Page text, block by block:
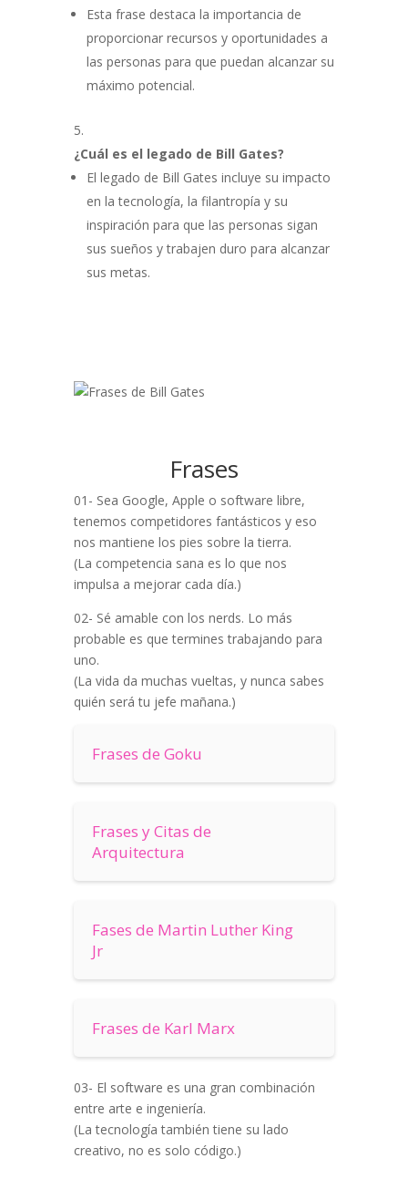
Esta frase destaca la importancia de
proporcionar recursos y oportunidades a
las personas para que puedan alcanzar su
máximo potencial.
¿Cuál es el legado de Bill Gates?
El legado de Bill Gates incluye su impacto
en la tecnología, la filantropía y su
inspiración para que las personas sigan
sus sueños y trabajen duro para alcanzar
sus metas.
Frases
01- Sea Google, Apple o software libre,
tenemos competidores fantásticos y eso
nos mantiene los pies sobre la tierra.
(La competencia sana es lo que nos
impulsa a mejorar cada día.)
02- Sé amable con los nerds. Lo más
probable es que termines trabajando para
uno.
(La vida da muchas vueltas, y nunca sabes
quién será tu jefe mañana.)
Frases de Goku
Frases y Citas de
Arquitectura
Fases de Martin Luther King
Jr
Frases de Karl Marx
03- El software es una gran combinación
entre arte e ingeniería.
(La tecnología también tiene su lado
creativo, no es solo código.)